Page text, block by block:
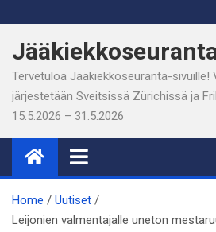
to
content
Tervetuloa Jääkiekkoseuranta-sivuille!
järjestetään Sveitsissä Zürichissä ja
15.5.2026 – 31.5.2026
Home
Uutiset
Leijonien valmentajalle uneton